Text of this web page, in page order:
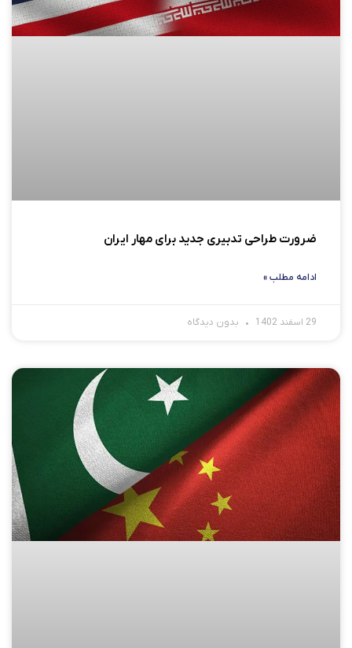
ضرورت طراحی تدبیری جدید برای مهار ایران
ادامه مطلب »
29 اسفند 1402 بدون دیدگاه